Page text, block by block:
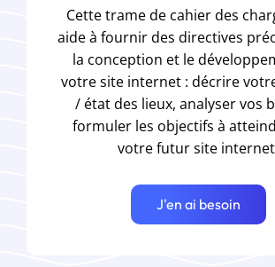
Cette trame de cahier des
aide à fournir des directives
la conception et le
votre site internet : décrire
/ état des lieux, analyser vos
formuler les objectifs à
votre futur site
J'en ai besoin